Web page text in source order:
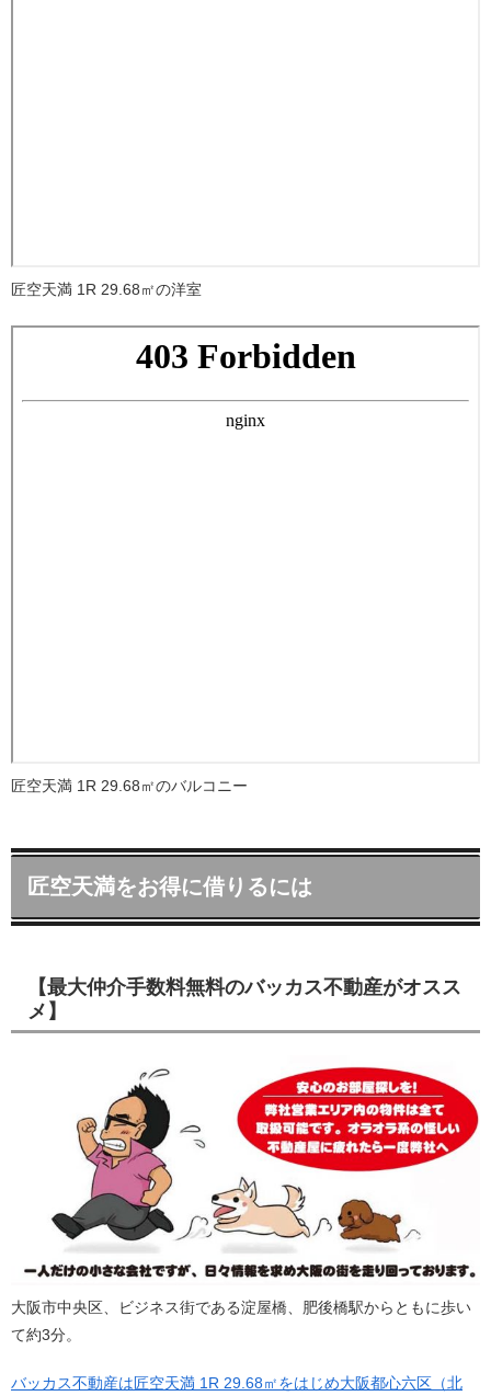
匠空天満 1R 29.68㎡の洋室
匠空天満 1R 29.68㎡のバルコニー
匠空天満をお得に借りるには
【最大仲介手数料無料のバッカス不動産がオスス
メ】
大阪市中央区、ビジネス街である淀屋橋、肥後橋駅からともに歩い
て約3分。
バッカス不動産は匠空天満 1R 29.68㎡をはじめ大阪都心六区（北